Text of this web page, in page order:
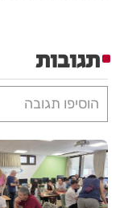
תגובות
הוסיפו תגובה